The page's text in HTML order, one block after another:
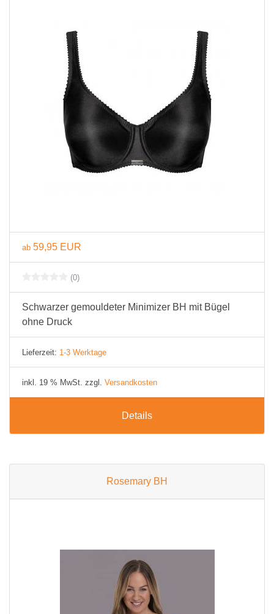
ab 59,95 EUR
(0)
Schwarzer gemouldeter Minimizer BH mit Bügel
ohne Druck
Lieferzeit: 1-3 Werktage
inkl. 19 % MwSt. zzgl. Versandkosten
Details
Rosemary BH